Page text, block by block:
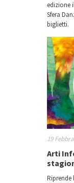
edizione
Sfera
biglietti.
19
Arti